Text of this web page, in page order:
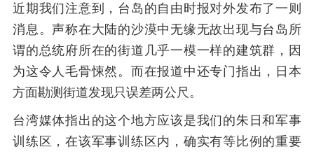
近期我们注意到，台岛的自由时报对外发布了一则
消息。声称在大陆的沙漠中无缘无故出现与台岛所
谓的总统府所在的街道几乎一模一样的建筑群，因
为这令人毛骨悚然。而在报道中还专门指出，日本
方面勘测街道发现只误差两公尺。
台湾媒体指出的这个地方应该是我们的朱日和军事
训练区，在该军事训练区内，确实有等比例的重要